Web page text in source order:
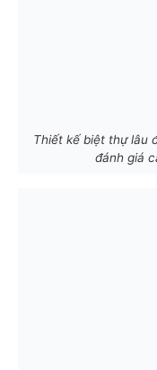
Thiết kế biệt thự lâu
đánh giá